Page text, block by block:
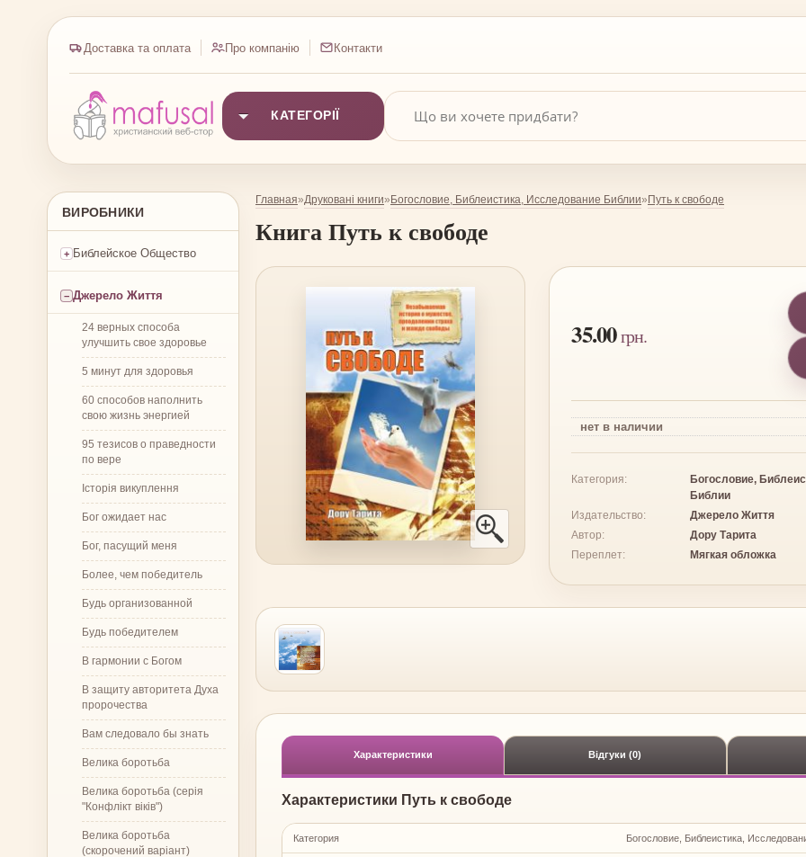
Доставка та оплата Про компанію Контакти
КАТЕГОРІЇ
ВИРОБНИКИ
Библейское Общество
Джерело Життя
24 верных способа
улучшить свое здоровье
5 минут для здоровья
60 способов наполнить
свою жизнь энергией
95 тезисов о праведности
по вере
Історія викуплення
Бог ожидает нас
Бог, пасущий меня
Более, чем победитель
Будь организованной
Будь победителем
В гармонии с Богом
В защиту авторитета Духа
пророчества
Вам следовало бы знать
Велика боротьба
Велика боротьба (серія
"Конфлікт віків")
Велика боротьба
(скорочений варіант)
Главная»Друковані книги»Богословие, Библеистика, Исследование Библии»Путь к свободе
КнигаПуть к свободе
35.00грн.
нет в наличии
Категория:
Богословие,
Библии
Издательство:
Джерело Життя
Автор:
Дору Тарита
Переплет:
Мягкая обложка
Характеристики Відгуки (0)
Характеристики Путь к свободе
Категория Богословие, Библеистика,